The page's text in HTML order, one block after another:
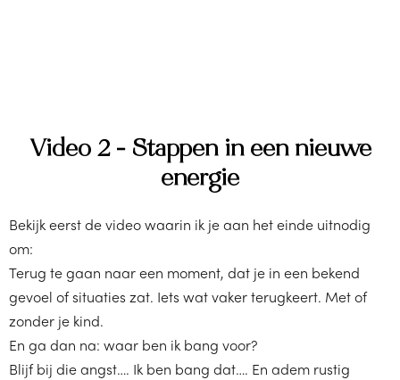
Video 2 - Stappen in een nieuwe
energie
Bekijk eerst de video waarin ik je aan het einde uitnodig
om:
Terug te gaan naar een moment, dat je in een bekend
gevoel of situaties zat. Iets wat vaker terugkeert. Met of
zonder je kind.
En ga dan na: waar ben ik bang voor?
Blijf bij die angst…. Ik ben bang dat…. En adem rustig